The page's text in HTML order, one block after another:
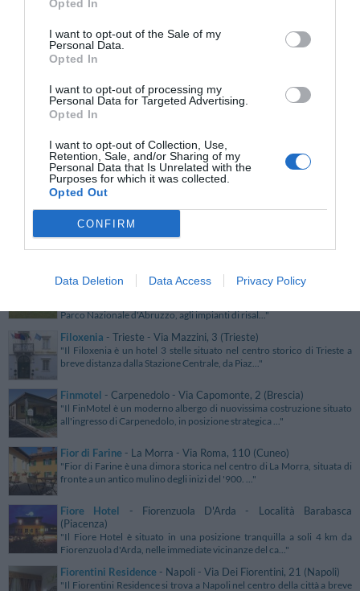
Opted In
I want to opt-out of the Sale of my
Personal Data.
Opted In
I want to opt-out of processing my
Personal Data for Targeted Advertising.
Opted In
I want to opt-out of Collection, Use,
Retention, Sale, and/or Sharing of my
Personal Data that Is Unrelated with the
Purposes for which it was collected.
Opted Out
CONFIRM
Data Deletion Data Access Privacy Policy
Fenix Hotel- Roma - Viale Gorizia, 5/7 (Roma)
"L’Hotel Fenix si trova a Roma in zona residenziale e a pochi minuti dal
Ferrari Home - Roma - Via Giuseppe Ferrari, 11 (Roma)
"Il Bed and Breakfast Ferrari Home si trova a Roma nel quartiere Prati
Ferro Hotel- Modica - Via Stazione (Ragusa)
"Ferro Hotel è un modernissimo albergo di Modica, situato in
posizione privilegiata a pochi passi dalla Stazione e a soli..."
Feudo Degli Ulivi
"L'Hotel Feudo degli Ulivi si trova a Borgia e si presenta come un
Filippone Hotel & Ristorante
- Gioia Dei Marsi - Via Duca degli
Abruzzi, 173 (L'Aquila)
Parco Nazionale d'Abruzzo, agli impianti di risal..."
Filoxenia - Trieste - Via Mazzini, 3 (Trieste)
"Il Filoxenia è un hotel 3 stelle situato nel centro storico di Trieste a
breve distanza dalla Stazione Centrale, da Piaz..."
Finmotel - Carpenedolo - Via Capomonte, 2 (Brescia)
"Il FinMotel è un moderno albergo di nuovissima costruzione situato
all'ingresso di Carpenedolo, in posizione strategica ..."
Fior di Farine - La Morra - Via Roma, 110 (Cuneo)
"Fior di Farine è una dimora storica nel centro di La Morra, situata di
fronte a un antico mulino degli inizi del '900. ..."
Fiore Hotel - Fiorenzuola D'Arda - Località Barabasca
(Piacenza)
"Il Fiore Hotel è situato in una posizione tranquilla a soli 4 km da
Fiorenzuola d'Arda, nelle immediate vicinanze del ca..."
Fiorentini Residence - Napoli - Via Dei Fiorentini, 21 (Napoli)
"Il Fiorentini Residence si trova a Napoli nel centro della città a breve